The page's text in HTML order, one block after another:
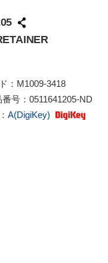
： M1009-3418
号： 0511641205-ND
A(DigiKey)